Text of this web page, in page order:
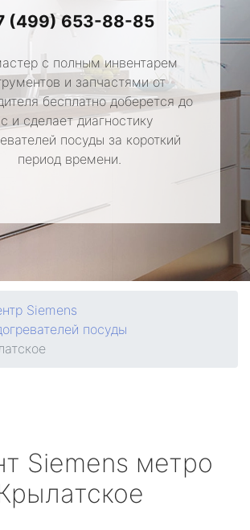
(499) 653-88-85
с полным инвентарем
и запчастями от
бесплатно доберется до
и сделает диагностику
посуды за короткий
период времени.
Siemens
посуды
Siemens метро